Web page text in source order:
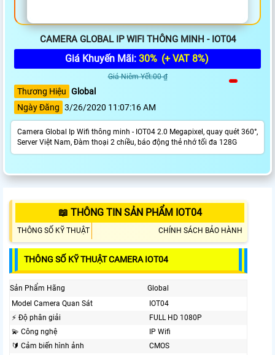
CAMERA GLOBAL IP WIFI THÔNG MINH - IOT04
Giá Khuyến Mãi: 30% (+ VAT 8%)
Giá Niêm Yết:00 ₫
Thương Hiệu Global
Ngày Đăng 3/26/2020 11:07:16 AM
Camera Global Ip Wifi thông minh - IOT04 2.0 Megapixel, quay quét 360°,
Server Việt Nam, Đàm thoại 2 chiều, báo động thẻ nhớ tối đa 128G
📖 THÔNG TIN SẢN PHẨM IOT04
THÔNG SỐ KỸ THUẬT CHÍNH SÁCH BẢO HÀNH
THÔNG SỐ KỸ THUẬT CAMERA IOT04
Sản Phẩm Hãng
Global
Model Camera Quan Sát
IOT04
️⚡ Độ phân giải
FULL HD 1080P
💫 Công nghệ
IP Wifi
🔰 Cảm biến hình ảnh
CMOS